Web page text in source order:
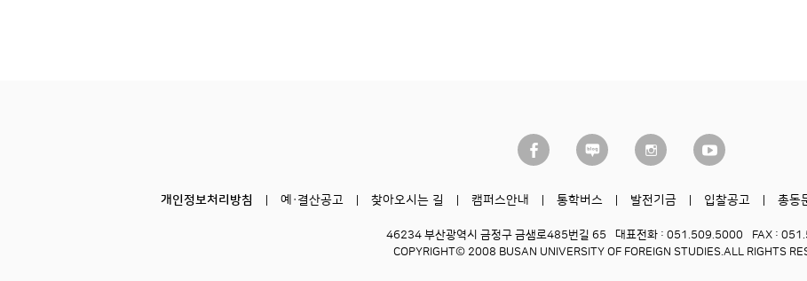
개인정보처리방침 예·결산공고 찾아오시는 길 캠퍼스안내 통학버스 발전기금 입찰공고 총동
46234 부산광역시 금정구 금샘로485번길 65 대표전화 : 051.509.5000
FAX :
COPYRIGHT© 2008 BUSAN UNIVERSITY OF FOREIGN STUDIES. ALL RIGHTS